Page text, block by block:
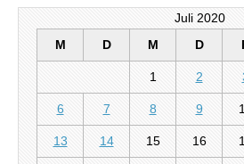
Juli 2020
M
D M D
1 2
6 7 8 9
13 14 15 16